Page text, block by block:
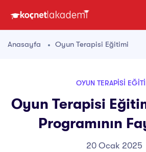
Anasayfa Oyun Terapisi Eğitimi
OYUN TERAPISI
Oyun Terapisi
Programının
20 Ocak 2025